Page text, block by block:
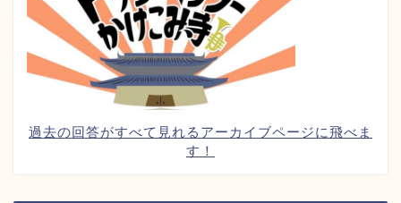
過去の回答がすべて見れるアーカイブページに飛べま
す！